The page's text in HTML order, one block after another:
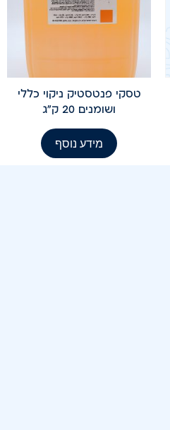
טסקי פנטסטיק ניקוי כללי
ושומנים 20 ק"ג
מידע נוסף